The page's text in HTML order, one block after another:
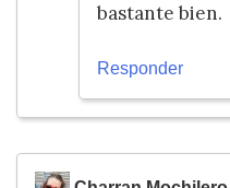
bastante bien.
Responder